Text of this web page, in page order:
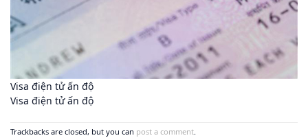
Visa điện tử ấn độ
Visa điện tử ấn độ
Trackbacks are closed, but you can post a comment.